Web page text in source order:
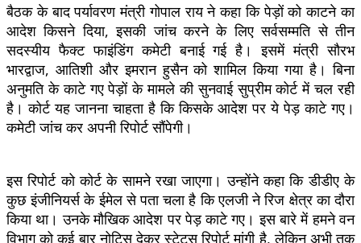
बैठक के बाद पर्यावरण मंत्री गोपाल राय ने कहा कि पेड़ों को काटने का
आदेश किसने दिया, इसकी जांच करने के लिए सर्वसम्मति से तीन
सदस्यीय फैक्ट फाइंडिंग कमेटी बनाई गई है। इसमें मंत्री सौरभ
भारद्वाज, आतिशी और इमरान हुसैन को शामिल किया गया है। बिना
अनुमति के काटे गए पेड़ों के मामले की सुनवाई सुप्रीम कोर्ट में चल रही
है। कोर्ट यह जानना चाहता है कि किसके आदेश पर ये पेड़ काटे गए।
कमेटी जांच कर अपनी रिपोर्ट सौंपेगी।
इस रिपोर्ट को कोर्ट के सामने रखा जाएगा। उन्होंने कहा कि डीडीए के
कुछ इंजीनियर्स के ईमेल से पता चला है कि एलजी ने रिज क्षेत्र का दौरा
किया था। उनके मौखिक आदेश पर पेड़ काटे गए। इस बारे में हमने वन
विभाग को कई बार नोटिस देकर स्टेटस रिपोर्ट मांगी है, लेकिन अभी तक